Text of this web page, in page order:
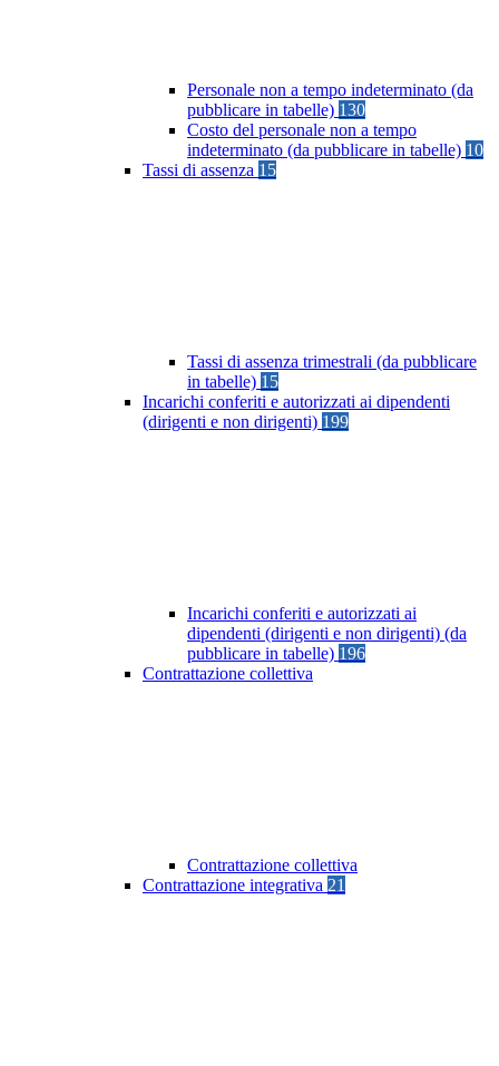
Personale non a tempo indeterminato (da
pubblicare in tabelle) 130
Costo del personale non a tempo
indeterminato (da pubblicare in tabelle) 10
Tassi di assenza 15
Tassi di assenza trimestrali (da pubblicare
in tabelle) 15
Incarichi conferiti e autorizzati ai dipendenti
(dirigenti e non dirigenti) 199
Incarichi conferiti e autorizzati ai
dipendenti (dirigenti e non dirigenti) (da
pubblicare in tabelle) 196
Contrattazione collettiva
Contrattazione collettiva
Contrattazione integrativa 21